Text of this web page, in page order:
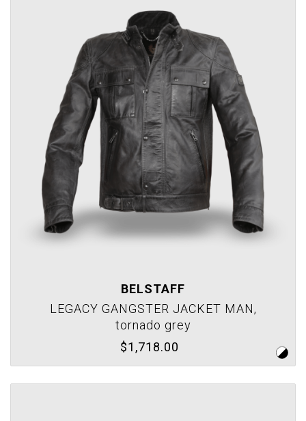
BELSTAFF
LEGACY GANGSTER JACKET MAN,
tornado grey
$1,718.00